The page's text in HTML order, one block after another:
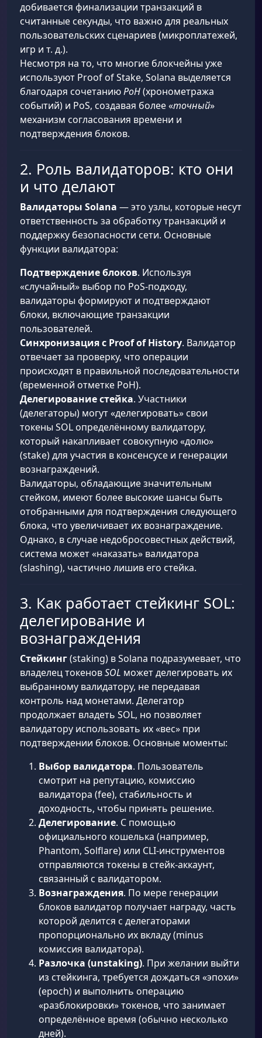
добивается финализации транзакций в
считанные секунды, что важно для реальных
пользовательских сценариев (микроплатежей,
игр и т. д.).
Несмотря на то, что многие блокчейны уже
используют Proof of Stake, Solana выделяется
благодаря сочетаниюPoH(хронометража
событий) и PoS, создавая более «точный»
механизм согласования времени и
подтверждения блоков.
2. Роль валидаторов: кто они
и что делают
Валидаторы Solana — это узлы, которые несут
ответственность за обработку транзакций и
поддержку безопасности сети. Основные
функции валидатора:
Подтверждение блоков. Используя
«случайный» выбор по PoS-подходу,
валидаторы формируют и подтверждают
блоки, включающие транзакции
пользователей.
Синхронизация с Proof of History. Валидатор
отвечает за проверку, что операции
происходят в правильной последовательности
(временной отметке PoH).
Делегирование стейка. Участники
(делегаторы) могут «делегировать» свои
токены SOL определённому валидатору,
который накапливает совокупную «долю»
(stake) для участия в консенсусе и генерации
вознаграждений.
Валидаторы, обладающие значительным
стейком, имеют более высокие шансы быть
отобранными для подтверждения следующего
блока, что увеличивает их вознаграждение.
Однако, в случае недобросовестных действий,
система может «наказать» валидатора
(slashing), частично лишив его стейка.
3. Как работает стейкинг SOL:
делегирование и
вознаграждения
Стейкинг(staking) в Solana подразумевает, что
владелец токеновSOL может делегировать их
выбранному валидатору, не передавая
контроль над монетами. Делегатор
продолжает владеть SOL, но позволяет
валидатору использовать их «вес» при
подтверждении блоков. Основные моменты:
Выбор валидатора. Пользователь
смотрит на репутацию, комиссию
валидатора (fee), стабильность и
доходность, чтобы принять решение.
Делегирование. С помощью
официального кошелька (например,
Phantom, Solflare) или CLI-инструментов
отправляются токены в стейк-аккаунт,
связанный с валидатором.
Вознаграждения. По мере генерации
блоков валидатор получает награду, часть
которой делится с делегаторами
пропорционально их вкладу (minus
комиссия валидатора).
Разлочка (unstaking). При желании выйти
из стейкинга, требуется дождаться «эпохи»
(epoch) и выполнить операцию
«разблокировки» токенов, что занимает
определённое время (обычно несколько
дней).